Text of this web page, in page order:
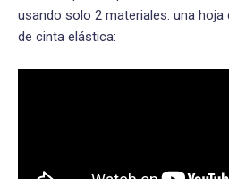
usando solo 2 materiales: una
de cinta elástica: